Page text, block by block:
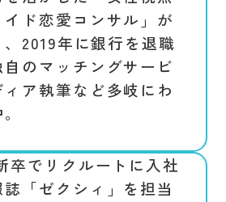
ド恋愛コンサル」が
2019年に銀行を退職
自のマッチングサービ
ア執筆など多岐にわ
卒でリクルートに入社
誌「ゼクシィ」を担当